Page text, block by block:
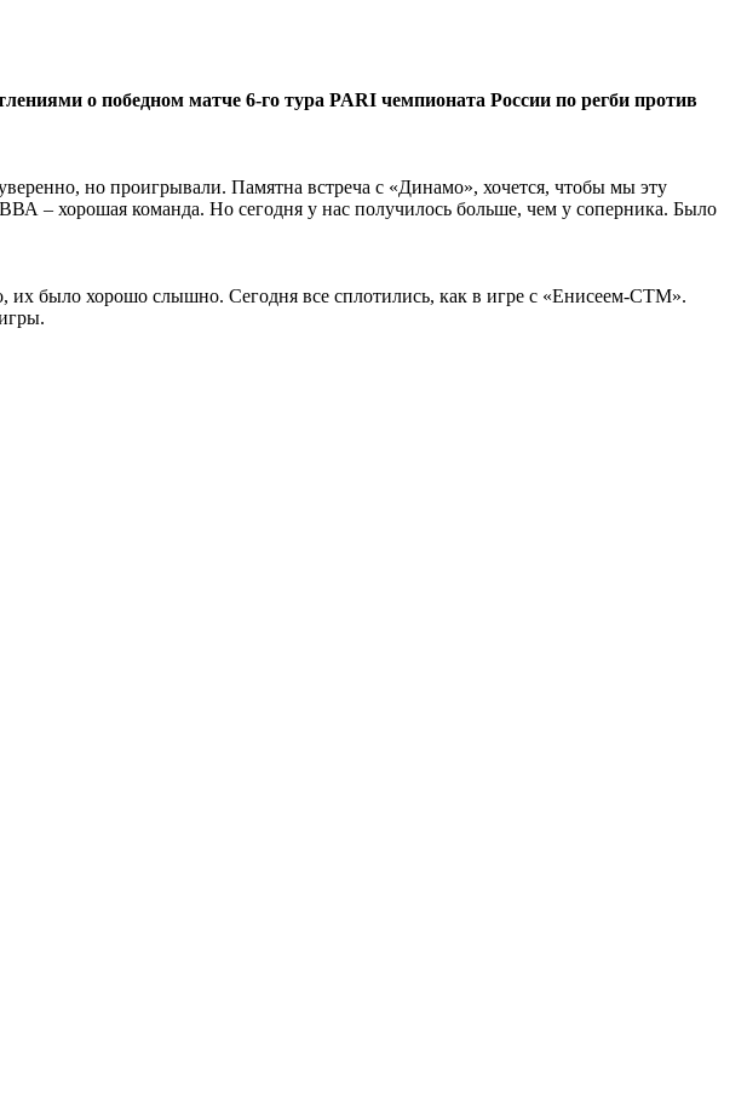
о победном матче 6-го тура PARI чемпионата России по регби против
но проигрывали. Памятна встреча с «Динамо», хочется, чтобы мы эту
– хорошая команда. Но сегодня у нас получилось больше, чем у соперника. Было
было хорошо слышно. Сегодня все сплотились, как в игре с «Енисеем-СТМ».